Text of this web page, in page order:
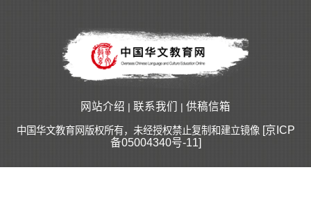
网站介绍 | 联系我们 | 供稿信箱
中国华文教育网版权所有，未经授权禁止复制和建立镜像 [京ICP
备05004340号-11]